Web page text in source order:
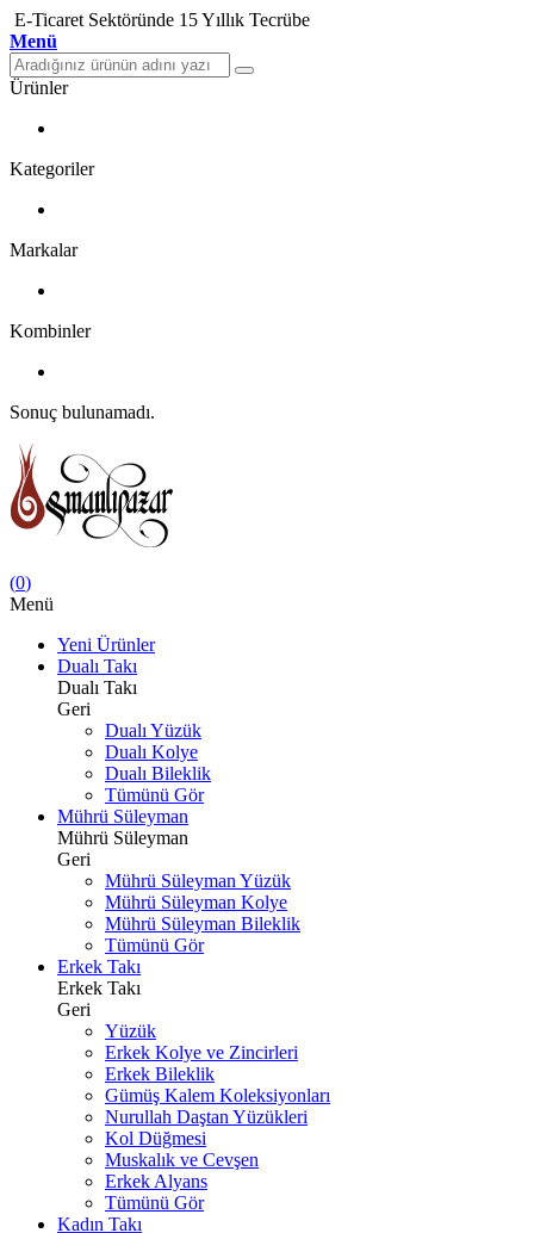
E-Ticaret Sektöründe 15 Yıllık Tecrübe
Menü
Ürünler
Kategoriler
Markalar
Kombinler
Sonuç bulunamadı.
(0)
Menü
Yeni Ürünler
Dualı Takı
Dualı Takı
Geri
Dualı Yüzük
Dualı Kolye
Dualı Bileklik
Tümünü Gör
Mührü Süleyman
Mührü Süleyman
Geri
Mührü Süleyman Yüzük
Mührü Süleyman Kolye
Mührü Süleyman Bileklik
Tümünü Gör
Erkek Takı
Erkek Takı
Geri
Yüzük
Erkek Kolye ve Zincirleri
Erkek Bileklik
Gümüş Kalem Koleksiyonları
Nurullah Daştan Yüzükleri
Kol Düğmesi
Muskalık ve Cevşen
Erkek Alyans
Tümünü Gör
Kadın Takı